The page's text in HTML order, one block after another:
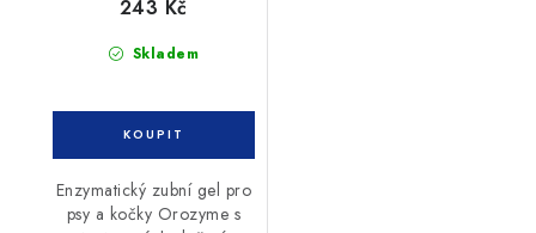
Skladem
243 Kč
Enzymatický zubní gel pro
psy a kočky Orozyme s